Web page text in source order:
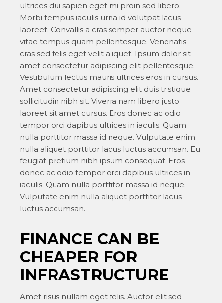
ultrices dui sapien eget mi proin sed libero.
Morbi tempus iaculis urna id volutpat lacus
laoreet. Convallis a cras semper auctor neque
vitae tempus quam pellentesque. Venenatis
cras sed felis eget velit aliquet. Ipsum dolor sit
amet consectetur adipiscing elit pellentesque.
Vestibulum lectus mauris ultrices eros in cursus.
Amet consectetur adipiscing elit duis tristique
sollicitudin nibh sit. Viverra nam libero justo
laoreet sit amet cursus. Eros donec ac odio
tempor orci dapibus ultrices in iaculis. Quam
nulla porttitor massa id neque. Vulputate enim
nulla aliquet porttitor lacus luctus accumsan. Eu
feugiat pretium nibh ipsum consequat. Eros
donec ac odio tempor orci dapibus ultrices in
iaculis. Quam nulla porttitor massa id neque.
Vulputate enim nulla aliquet porttitor lacus
luctus accumsan.
FINANCE CAN BE
CHEAPER FOR
INFRASTRUCTURE
Amet risus nullam eget felis. Auctor elit sed